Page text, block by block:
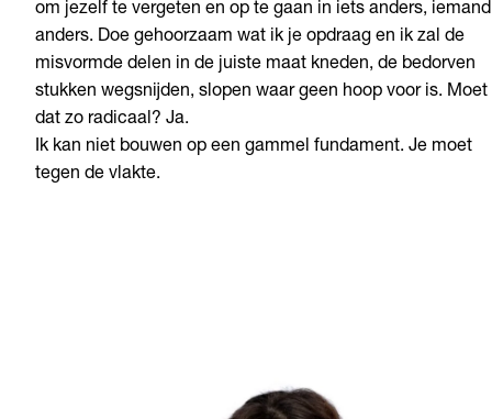
om jezelf te vergeten en op te gaan in iets anders, iemand
anders. Doe gehoorzaam wat ik je opdraag en ik zal de
misvormde delen in de juiste maat kneden, de bedorven
stukken wegsnijden, slopen waar geen hoop voor is. Moet
dat zo radicaal? Ja.
Ik kan niet bouwen op een gammel fundament. Je moet
tegen de vlakte.